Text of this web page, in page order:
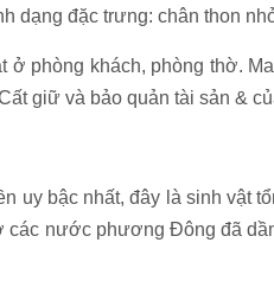
dạng đặc trưng: chân thon
phòng khách, phòng thờ.
giữ và bảo quản tài sản &
uy bậc nhất, đây là sinh vật
nước phương Đông đã